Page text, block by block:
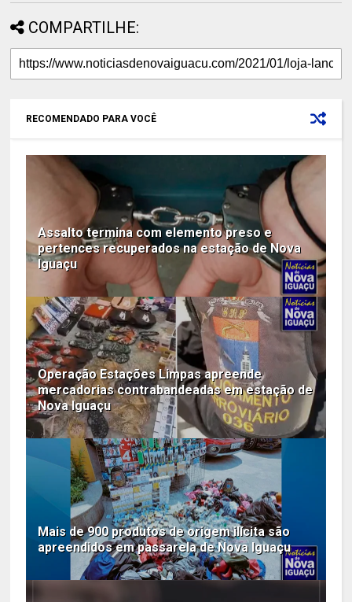
COMPARTILHE:
RECOMENDADO PARA VOCÊ
Assalto termina com elemento preso e
pertences recuperados na estação de Nova
Iguaçu
Operação Estações Limpas apreende
mercadorias contrabandeadas em estação de
Nova Iguaçu
Mais de 900 produtos de origem ilícita são
apreendidos em passarela de Nova Iguaçu